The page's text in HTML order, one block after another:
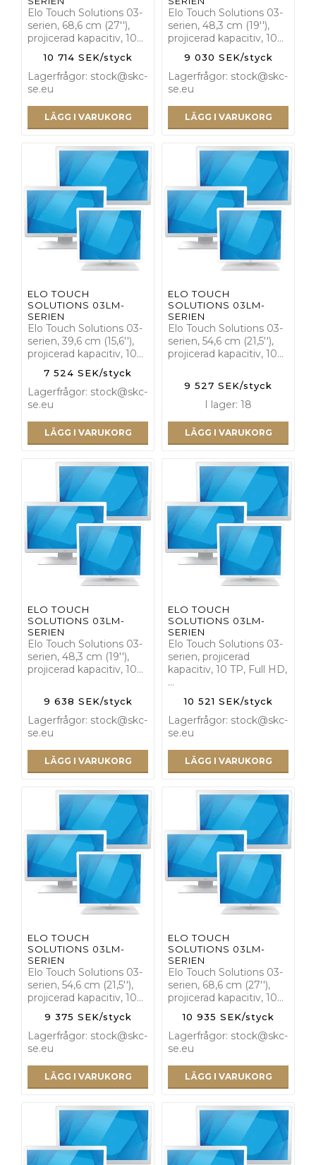
Elo Touch Solutions 03-
serien, 68,6 cm (27''),
projicerad kapacitiv, 10…
10 714 SEK/styck
Lagerfrågor: stock@skc-
se.eu
LÄGG I VARUKORG
Elo Touch Solutions 03-
serien, 48,3 cm (19''),
projicerad kapacitiv, 10…
9 030 SEK/styck
Lagerfrågor: stock@skc-
se.eu
LÄGG I VARUKORG
ELO TOUCH
SOLUTIONS 03LM-
SERIEN
Elo Touch Solutions 03-
serien, 39,6 cm (15,6''),
projicerad kapacitiv, 10…
7 524 SEK/styck
Lagerfrågor: stock@skc-
se.eu
LÄGG I VARUKORG
ELO TOUCH
SOLUTIONS 03LM-
SERIEN
Elo Touch Solutions 03-
serien, 54,6 cm (21,5''),
projicerad kapacitiv, 10…
9 527 SEK/styck
I lager: 18
LÄGG I VARUKORG
ELO TOUCH
SOLUTIONS 03LM-
SERIEN
Elo Touch Solutions 03-
serien, 48,3 cm (19''),
projicerad kapacitiv, 10…
9 638 SEK/styck
Lagerfrågor: stock@skc-
se.eu
LÄGG I VARUKORG
ELO TOUCH
SOLUTIONS 03LM-
SERIEN
Elo Touch Solutions 03-
serien, projicerad
kapacitiv, 10 TP, Full HD,
…
10 521 SEK/styck
Lagerfrågor: stock@skc-
se.eu
LÄGG I VARUKORG
ELO TOUCH
SOLUTIONS 03LM-
SERIEN
Elo Touch Solutions 03-
serien, 54,6 cm (21,5''),
projicerad kapacitiv, 10…
9 375 SEK/styck
Lagerfrågor: stock@skc-
se.eu
LÄGG I VARUKORG
ELO TOUCH
SOLUTIONS 03LM-
SERIEN
Elo Touch Solutions 03-
serien, 68,6 cm (27''),
projicerad kapacitiv, 10…
10 935 SEK/styck
Lagerfrågor: stock@skc-
se.eu
LÄGG I VARUKORG